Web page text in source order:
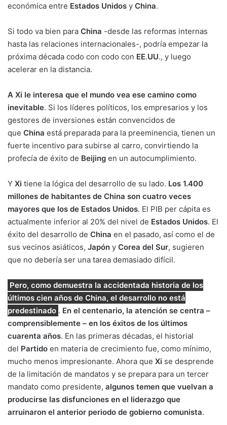
económica entre Estados Unidos y China.
Si todo va bien para China -desde las reformas internas
hasta las relaciones internacionales-, podría empezar la
próxima década codo con codo con EE.UU., y luego
acelerar en la distancia.
A Xi le interesa que el mundo vea ese camino como
inevitable. Si los líderes políticos, los empresarios y los
gestores de inversiones están convencidos de
que China está preparada para la preeminencia, tienen un
fuerte incentivo para subirse al carro, convirtiendo la
profecía de éxito de Beijing en un autocumplimiento.
Y Xi tiene la lógica del desarrollo de su lado. Los 1.400
millones de habitantes de China son cuatro veces
mayores que los de Estados Unidos. El PIB per cápita es
actualmente inferior al 20% del nivel de Estados Unidos. El
éxito del desarrollo de China en el pasado, así como el de
sus vecinos asiáticos, Japón y Corea del Sur, sugieren
que no debería ser una tarea demasiado difícil.
Pero, como demuestra la accidentada historia de los
últimos cien años de China, el desarrollo no está
predestinado . En el centenario, la atención se centra –
comprensiblemente – en los éxitos de los últimos
cuarenta años. En las primeras décadas, el historial
del Partido en materia de crecimiento fue, como mínimo,
mucho menos impresionante. Ahora que Xi se desprende
de la limitación de mandatos y se prepara para un tercer
mandato como presidente, algunos temen que vuelvan a
producirse las disfunciones en el liderazgo que
arruinaron el anterior periodo de gobierno comunista.